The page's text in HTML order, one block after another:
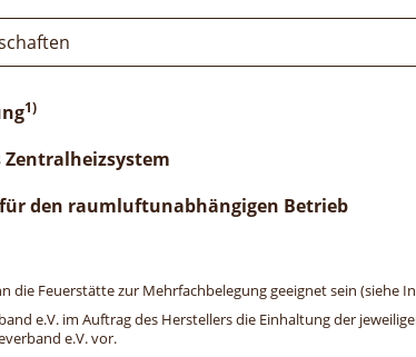
1)
den raumluftunabhängigen Betrieb
die Feuerstätte zur Mehrfachbelegung geeignet sein (siehe
e.V. im Auftrag des Herstellers die Einhaltung der
e.V. vor.